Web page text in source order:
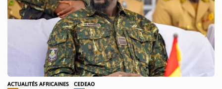
ACTUALITÉS AFRICAINES CEDEAO